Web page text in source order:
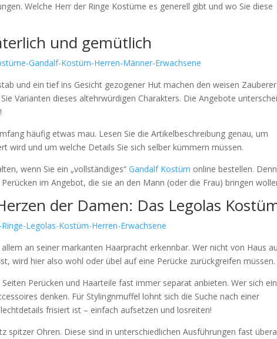
Welche Herr der Ringe Kostüme es generell gibt und wo Sie diese
und gemütlich
und ein tief ins Gesicht gezogener Hut machen den weisen Zauberer
Varianten dieses altehrwürdigen Charakters. Die Angebote
häufig etwas mau. Lesen Sie die Artikelbeschreibung genau, um
wird und um welche Details Sie sich selber kümmern müssen.
wenn Sie ein „vollständiges“Gandalf Kostüm online bestellen. Denn
im Angebot, die sie an den Mann (oder die Frau) bringen
der Damen: Das Legolas
an seiner markanten Haarpracht erkennbar. Wer nicht von Haus
wird hier also wohl oder übel auf eine Perücke zurückgreifen müssen.
Perücken und Haarteile fast immer separat anbieten. Wer sich ein
denken. Für Stylingnmuffel lohnt sich die Suche nach einer
frisiert ist – einfach aufsetzen und losreiten!
spitzer Ohren. Diese sind in unterschiedlichen Ausführungen fast